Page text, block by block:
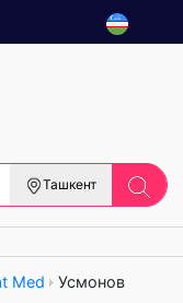
Ташкент
Med
Усмонов